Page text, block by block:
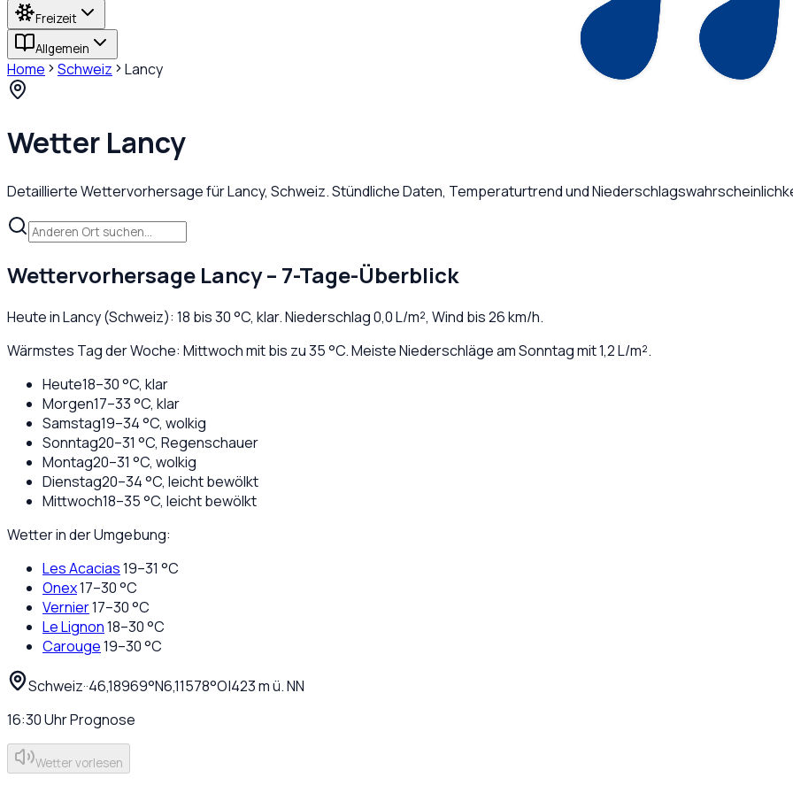
Freizeit
Allgemein
Home Schweiz Lancy
Wetter Lancy
Detaillierte Wettervorhersage fürLancy, Schweiz. Stündliche Daten, Temperaturtrend und
Wettervorhersage Lancy– 7-Tage-Überblick
Heute inLancy(Schweiz): 18 bis30°C, klar. Niederschlag0,0L/m², Wind bis26km/h.
Wärmstes Tag der Woche: Mittwoch mit bis zu 35 °C. Meiste Niederschläge am Sonntag mit 1,2 L/m².
Heute18–30°C, klar
Morgen17–33°C, klar
Samstag19–34°C, wolkig
Sonntag20–31 °C, Regenschauer
Montag20–31 °C, wolkig
Dienstag20–34°C, leicht bewölkt
Mittwoch18–35°C, leicht bewölkt
Wetter in der Umgebung:
Les Acacias19–31 °C
Onex17–30°C
Vernier17–30°C
Le Lignon18–30°C
Carouge19–30°C
Schweiz··46,18969°N6,11578°O|423m ü. NN
16:30UhrPrognose
Wetter vorlesen